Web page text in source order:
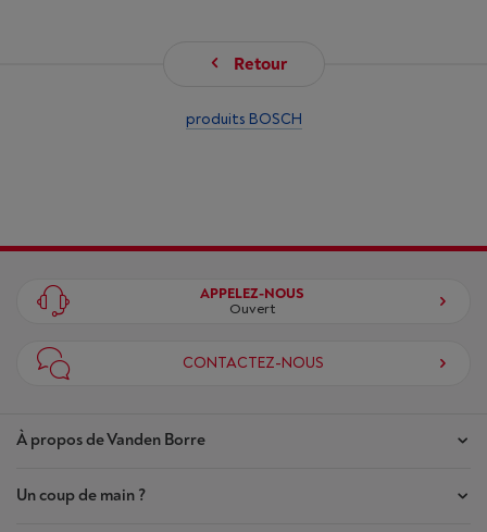
Retour
produits BOSCH
À propos de Vanden Borre
Nos magasins
Un coup de main ?
APPELEZ-NOUS
Ouvert
CONTACTEZ-NOUS